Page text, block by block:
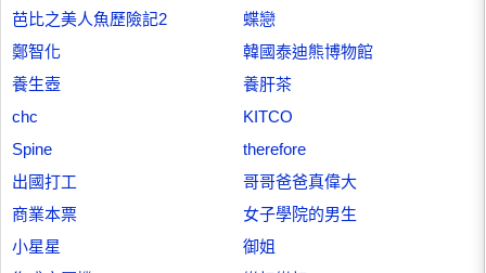
芭比之美人魚歷險記2
蝶戀
鄭智化
韓國泰迪熊博物館
養生壺
養肝茶
chc
KITCO
Spine
therefore
出國打工
哥哥爸爸真偉大
商業本票
女子學院的男生
小星星
御姐